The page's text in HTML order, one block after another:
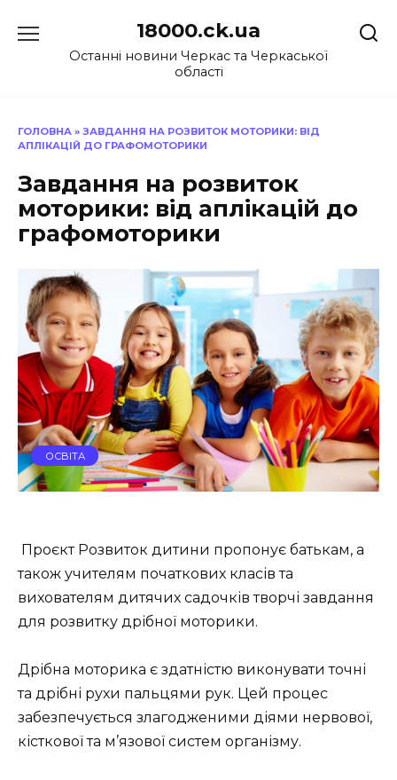
до
18000.ck.ua
Останні новини Черкас та Черкаської
області
ГОЛОВНА » ЗАВДАННЯ НА РОЗВИТОК МОТОРИКИ: ВІД
АПЛІКАЦІЙ ДО ГРАФОМОТОРИКИ
Завдання на розвиток
моторики: від аплікацій до
графомоторики
ОСВІТА
Проєкт Розвиток дитини пропонує батькам, а
також учителям початкових класів та
вихователям дитячих садочків творчі завдання
для розвитку дрібної моторики.
Дрібна моторика є здатністю виконувати точні
та дрібні рухи пальцями рук. Цей процес
забезпечується злагодженими діями нервової,
кісткової та м’язової систем організму.